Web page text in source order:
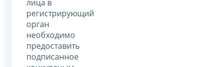
лица в
регистрирующий
орган
необходимо
предоставить
подписанное